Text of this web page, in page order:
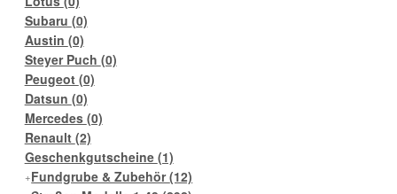
Subaru (0)
Austin (0)
Steyer Puch (0)
Peugeot (0)
Datsun (0)
Mercedes (0)
Renault (2)
Geschenkgutscheine (1)
Fundgrube & Zubehör(12)